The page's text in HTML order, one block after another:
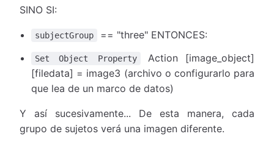
SINO SI:
subjectGroup == "three" ENTONCES:
Set Object Property
Action [image_object]
[filedata] = image3 (archivo o configurarlo para
que lea de un marco de datos)
Y así sucesivamente... De esta manera, cada
grupo de sujetos verá una imagen diferente.